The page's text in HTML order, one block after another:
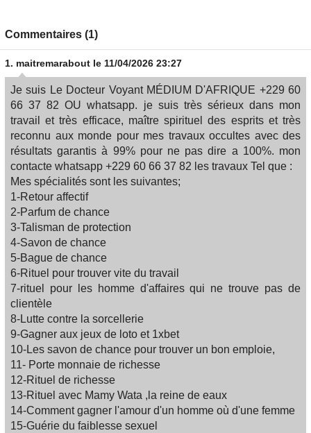
Commentaires (1)
1. maitremarabout le 11/04/2026 23:27
Je suis Le Docteur Voyant MÉDIUM D'AFRIQUE +229 60
66 37 82 OU whatsapp. je suis très sérieux dans mon
travail et très efficace, maître spirituel des esprits et très
reconnu aux monde pour mes travaux occultes avec des
résultats garantis à 99% pour ne pas dire a 100%. mon
contacte whatsapp +229 60 66 37 82 les travaux Tel que :
Mes spécialités sont les suivantes;
1-Retour affectif
2-Parfum de chance
3-Talisman de protection
4-Savon de chance
5-Bague de chance
6-Rituel pour trouver vite du travail
7-rituel pour les homme d'affaires qui ne trouve pas de
clientèle
8-Lutte contre la sorcellerie
9-Gagner aux jeux de loto et 1xbet
10-Les savon de chance pour trouver un bon emploie,
11- Porte monnaie de richesse
12-Rituel de richesse
13-Rituel avec Mamy Wata ,la reine de eaux
14-Comment gagner l'amour d'un homme où d'une femme
15-Guérie du faiblesse sexuel